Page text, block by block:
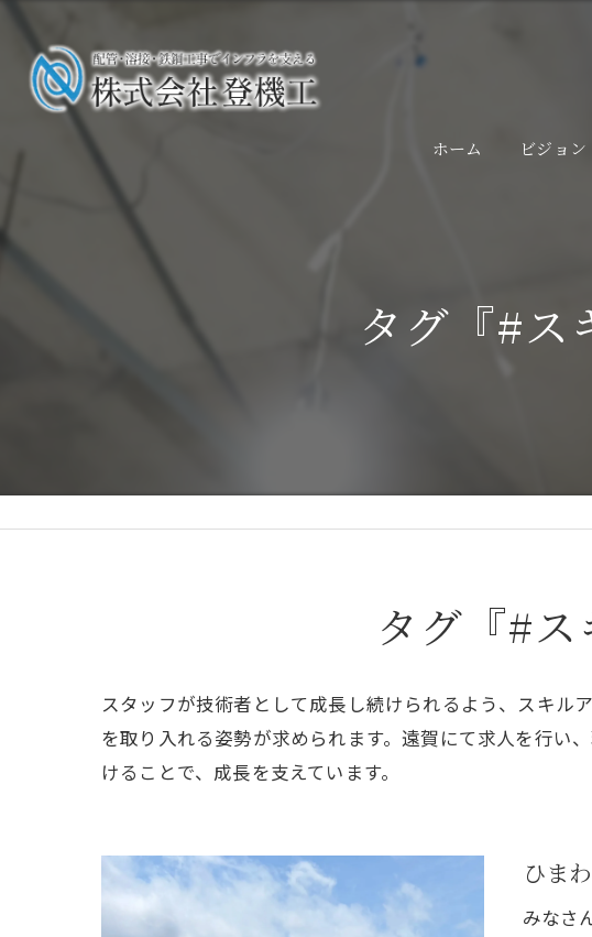
ホーム ビジョン
タグ『#ス
タグ『#
スタッフが技術者として成長し続けられるよう、スキル
を取り入れる姿勢が求められます。遠賀にて求人を行い
けることで、成長を支えています。
ひま
みなさ